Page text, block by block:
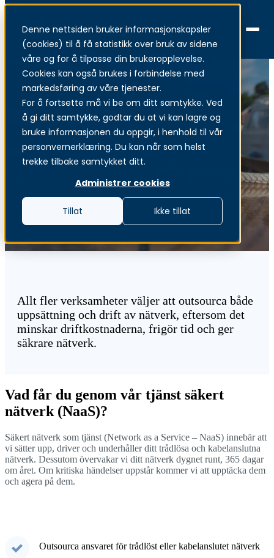
Denne nettsiden bruker informasjonskapsler
(cookies) til å få statistikk over bruk av sidene
våre og for å tilpasse din brukeropplevelse.
Cookies kan også brukes i forbindelse med
markedsføring av våre tjenester.
For å fortsette må vi be om ditt samtykke. Ved
å gi ditt samtykke, godtar du at vi kan lagre og
bruke informasjonen du oppgir, i henhold til vår
personvernerklæring. Du kan når som helst
trekke tilbake samtykket ditt.
Administrer cookies
Tillat Ikke tillat
Menu
Nätverk som en tjänst
AI-drivet säkert nätverk
Allt fler verksamheter väljer att outsourca både
uppsättning och drift av nätverk, eftersom det
minskar driftkostnaderna, frigör tid och ger
säkrare nätverk.
Vad får du genom vår tjänst säkert
nätverk (NaaS)?
Säkert nätverk som tjänst (Network as a Service – NaaS) innebär att
vi sätter upp, driver och underhåller ditt trådlösa och kabelanslutna
nätverk. Dessutom övervakar vi ditt nätverk dygnet runt, 365 dagar
om året. Om kritiska händelser uppstår kommer vi att upptäcka dem
och agera på dem.
Outsourca ansvaret för trådlöst eller kabelanslutet nätverk